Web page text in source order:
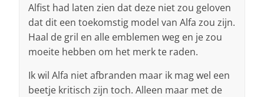
Alfist had laten zien dat deze niet zou geloven
dat dit een toekomstig model van Alfa zou zijn.
Haal de gril en alle emblemen weg en je zou
moeite hebben om het merk te raden.
Ik wil Alfa niet afbranden maar ik mag wel een
beetje kritisch zijn toch. Alleen maar met de